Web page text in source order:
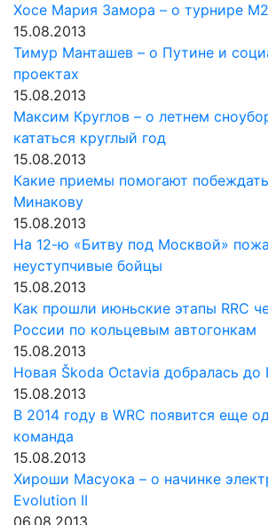
Хосе Мария Замора – о турнире
15.08.2013
Тимур Манташев – о Путине и
проектах
15.08.2013
Максим Круглов – о летнем
кататься круглый год
15.08.2013
Какие приемы помогают
Минакову
15.08.2013
На 12-ю «Битву под Москвой»
неуступчивые бойцы
15.08.2013
Как прошли июньские этапы RRC
России по кольцевым автогонкам
15.08.2013
Новая Škoda Octavia добралась до
15.08.2013
В 2014 году в WRC появится еще
команда
15.08.2013
Хироши Масуока – о начинке
Evolution II